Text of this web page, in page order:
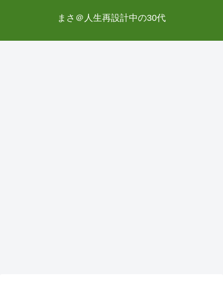
まさ＠人生再設計中の30代